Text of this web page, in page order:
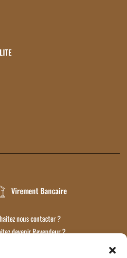
Virement Bancaire
nous contacter ?
devenir Revendeur ?